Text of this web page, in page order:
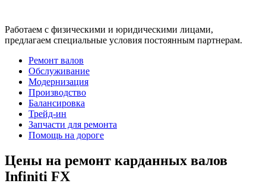
Работаем с физическими и юридическими лицами,
предлагаем специальные условия постоянным партнерам.
Ремонт валов
Обслуживание
Модернизация
Производство
Балансировка
Трейд-ин
Запчасти для ремонта
Помощь на дороге
Цены на ремонт карданных валов
Infiniti FX